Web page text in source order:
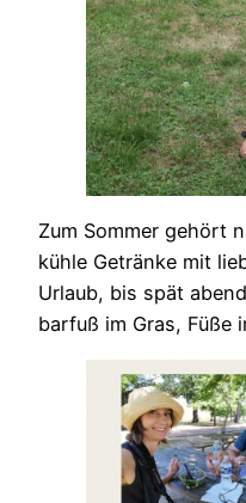
Zum Sommer gehört
kühle Getränke mit
Urlaub, bis spät
barfuß im Gras, Füße